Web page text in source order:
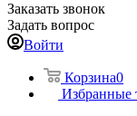
Заказать звонок
Задать вопрос
Войти
Корзина0
Избранные